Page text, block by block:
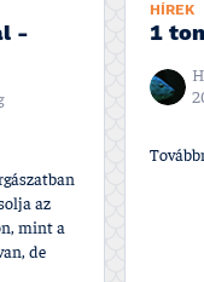
-
az
mint a
de
HÍREK
1